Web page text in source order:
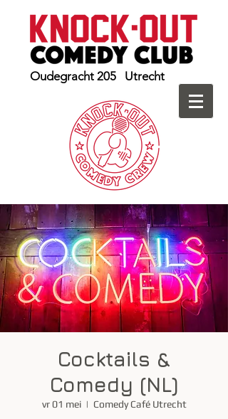
Oudegracht 205 Utrecht
Cocktails &
Comedy (NL)
vr 01 mei
  |
Comedy Café Utrecht